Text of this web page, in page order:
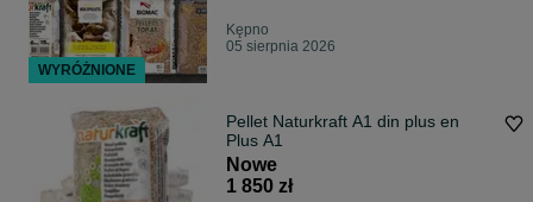
Kępno
05 sierpnia 2026
Pellet Naturkraft A1 din plus en
Plus A1
Nowe
1 850 zł
WYRÓŻNIONE